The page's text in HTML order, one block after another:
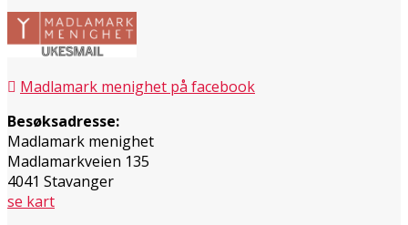
Madlamark menighet på facebook
Besøksadresse:
Madlamark menighet
Madlamarkveien 135
4041 Stavanger
se kart